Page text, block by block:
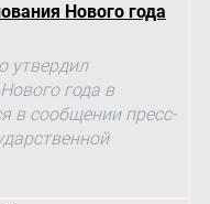
Нового года
утвердил
года в
в сообщении пресс-